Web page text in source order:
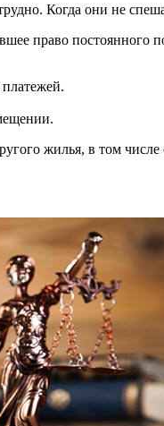
Когда они не
право постоянного
жилья, в том